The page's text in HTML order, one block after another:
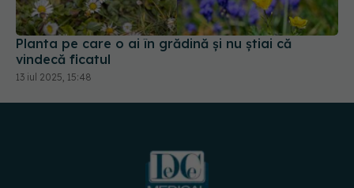
Planta pe care o ai în grădină și nu știai că
vindecă ficatul
13 iul 2025, 15:48